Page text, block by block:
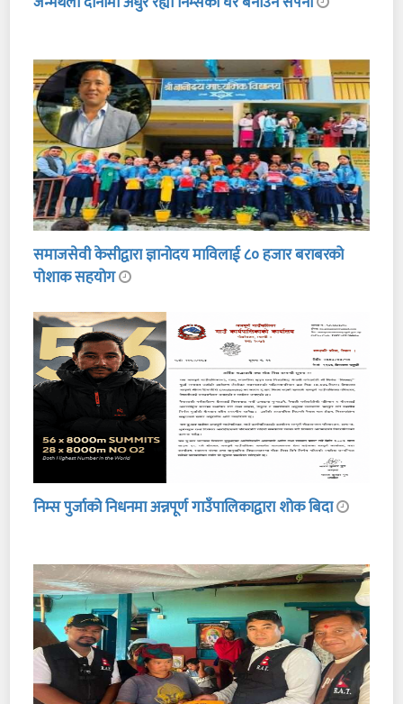
समाजसेवी केसीद्वारा ज्ञानोदय माविलाई ८० हजार बराबरको
पोशाक सहयोग
निम्स पुर्जाको निधनमा अन्नपूर्ण गाउँपालिकाद्वारा शोक बिदा